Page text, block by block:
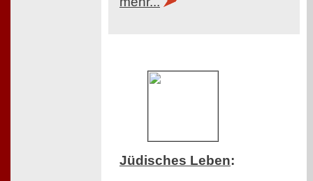
Jüdisches Leben: